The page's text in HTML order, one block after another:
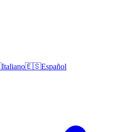
Italiano🇪🇸Español